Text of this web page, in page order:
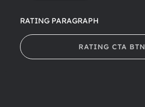
RATING PARAGRAPH
RATING CTA BTN